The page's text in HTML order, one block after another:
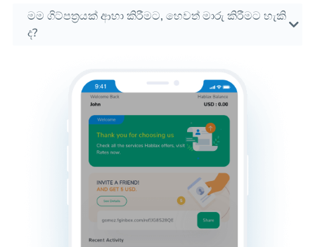
මම ගිට්පත්‍රයක් ආහා කිරීමට, හෙවත් මාරු කිරීමට හැකි
ද?